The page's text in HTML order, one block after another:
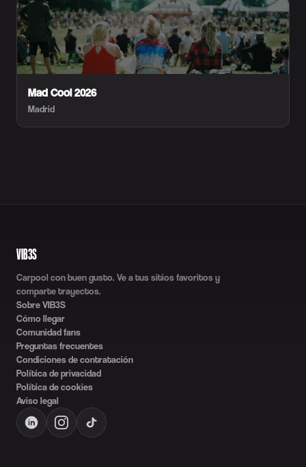
Mad Cool 2026
Madrid
VIB3S
Carpool con buen gusto. Ve a tus sitios favoritos y
comparte trayectos.
Sobre VIB3S
Cómo llegar
Comunidad fans
Preguntas frecuentes
Condiciones de contratación
Política de privacidad
Política de cookies
Aviso legal